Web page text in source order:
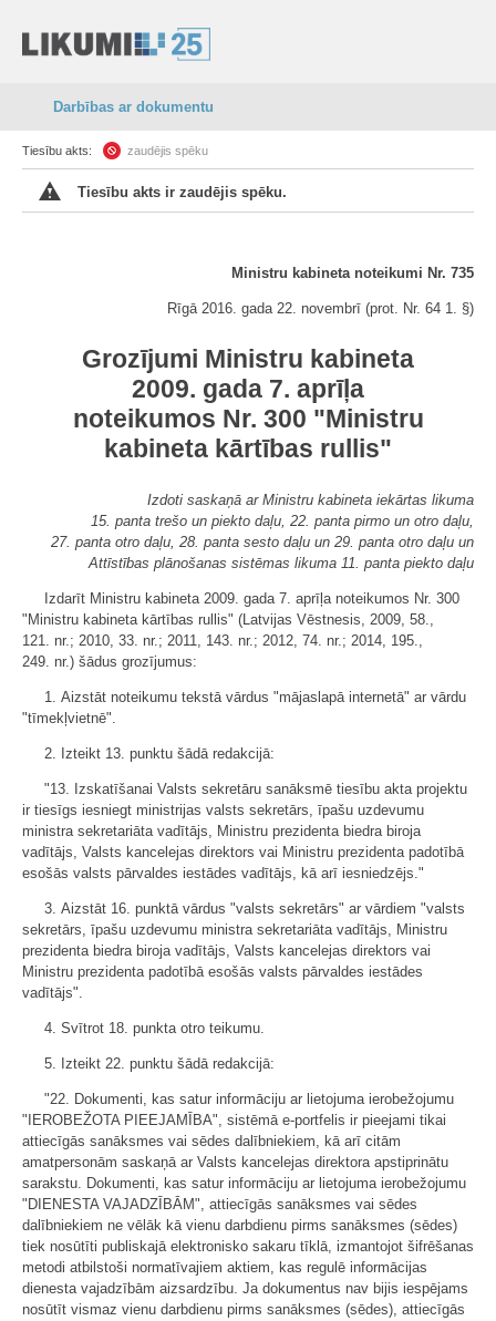
Darbības ar dokumentu
Tiesību akts: zaudējis spēku
Tiesību akts ir zaudējis spēku.
Ministru kabineta noteikumi Nr. 735
Rīgā 2016. gada 22. novembrī (prot. Nr. 64 1. §)
Grozījumi Ministru kabineta
2009. gada 7. aprīļa
noteikumos Nr. 300 "Ministru
kabineta kārtības rullis"
Izdoti saskaņā ar Ministru kabineta iekārtas likuma
15. panta trešo un piekto daļu, 22. panta pirmo un otro daļu,
27. panta otro daļu, 28. panta sesto daļu un 29. panta otro daļu un
Attīstības plānošanas sistēmas likuma 11. panta piekto daļu
Izdarīt Ministru kabineta 2009. gada 7. aprīļa noteikumos Nr. 300
"Ministru kabineta kārtības rullis" (Latvijas Vēstnesis, 2009, 58.,
121. nr.; 2010, 33. nr.; 2011, 143. nr.; 2012, 74. nr.; 2014, 195.,
249. nr.) šādus grozījumus:
1. Aizstāt noteikumu tekstā vārdus "mājaslapā internetā" ar vārdu
"tīmekļvietnē".
2. Izteikt 13. punktu šādā redakcijā:
"13. Izskatīšanai Valsts sekretāru sanāksmē tiesību akta projektu
ir tiesīgs iesniegt ministrijas valsts sekretārs, īpašu uzdevumu
ministra sekretariāta vadītājs, Ministru prezidenta biedra biroja
vadītājs, Valsts kancelejas direktors vai Ministru prezidenta padotībā
esošās valsts pārvaldes iestādes vadītājs, kā arī iesniedzējs."
3. Aizstāt 16. punktā vārdus "valsts sekretārs" ar vārdiem "valsts
sekretārs, īpašu uzdevumu ministra sekretariāta vadītājs, Ministru
prezidenta biedra biroja vadītājs, Valsts kancelejas direktors vai
Ministru prezidenta padotībā esošās valsts pārvaldes iestādes
vadītājs".
4. Svītrot 18. punkta otro teikumu.
5. Izteikt 22. punktu šādā redakcijā:
"22. Dokumenti, kas satur informāciju ar lietojuma ierobežojumu
"IEROBEŽOTA PIEEJAMĪBA", sistēmā e-portfelis ir pieejami tikai
attiecīgās sanāksmes vai sēdes dalībniekiem, kā arī citām
amatpersonām saskaņā ar Valsts kancelejas direktora apstiprinātu
sarakstu. Dokumenti, kas satur informāciju ar lietojuma ierobežojumu
"DIENESTA VAJADZĪBĀM", attiecīgās sanāksmes vai sēdes
dalībniekiem ne vēlāk kā vienu darbdienu pirms sanāksmes (sēdes)
tiek nosūtīti publiskajā elektronisko sakaru tīklā, izmantojot šifrēšanas
metodi atbilstoši normatīvajiem aktiem, kas regulē informācijas
dienesta vajadzībām aizsardzību. Ja dokumentus nav bijis iespējams
nosūtīt vismaz vienu darbdienu pirms sanāksmes (sēdes), attiecīgās